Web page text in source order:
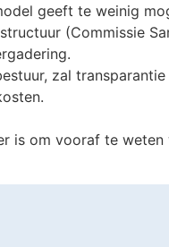
geeft te weinig
(Commissie
zal
is om vooraf te